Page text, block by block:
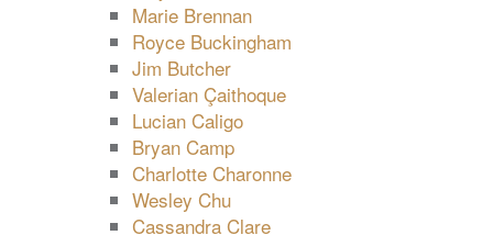
Marie Brennan
Royce Buckingham
Jim Butcher
Valerian Çaithoque
Lucian Caligo
Bryan Camp
Charlotte Charonne
Wesley Chu
Cassandra Clare